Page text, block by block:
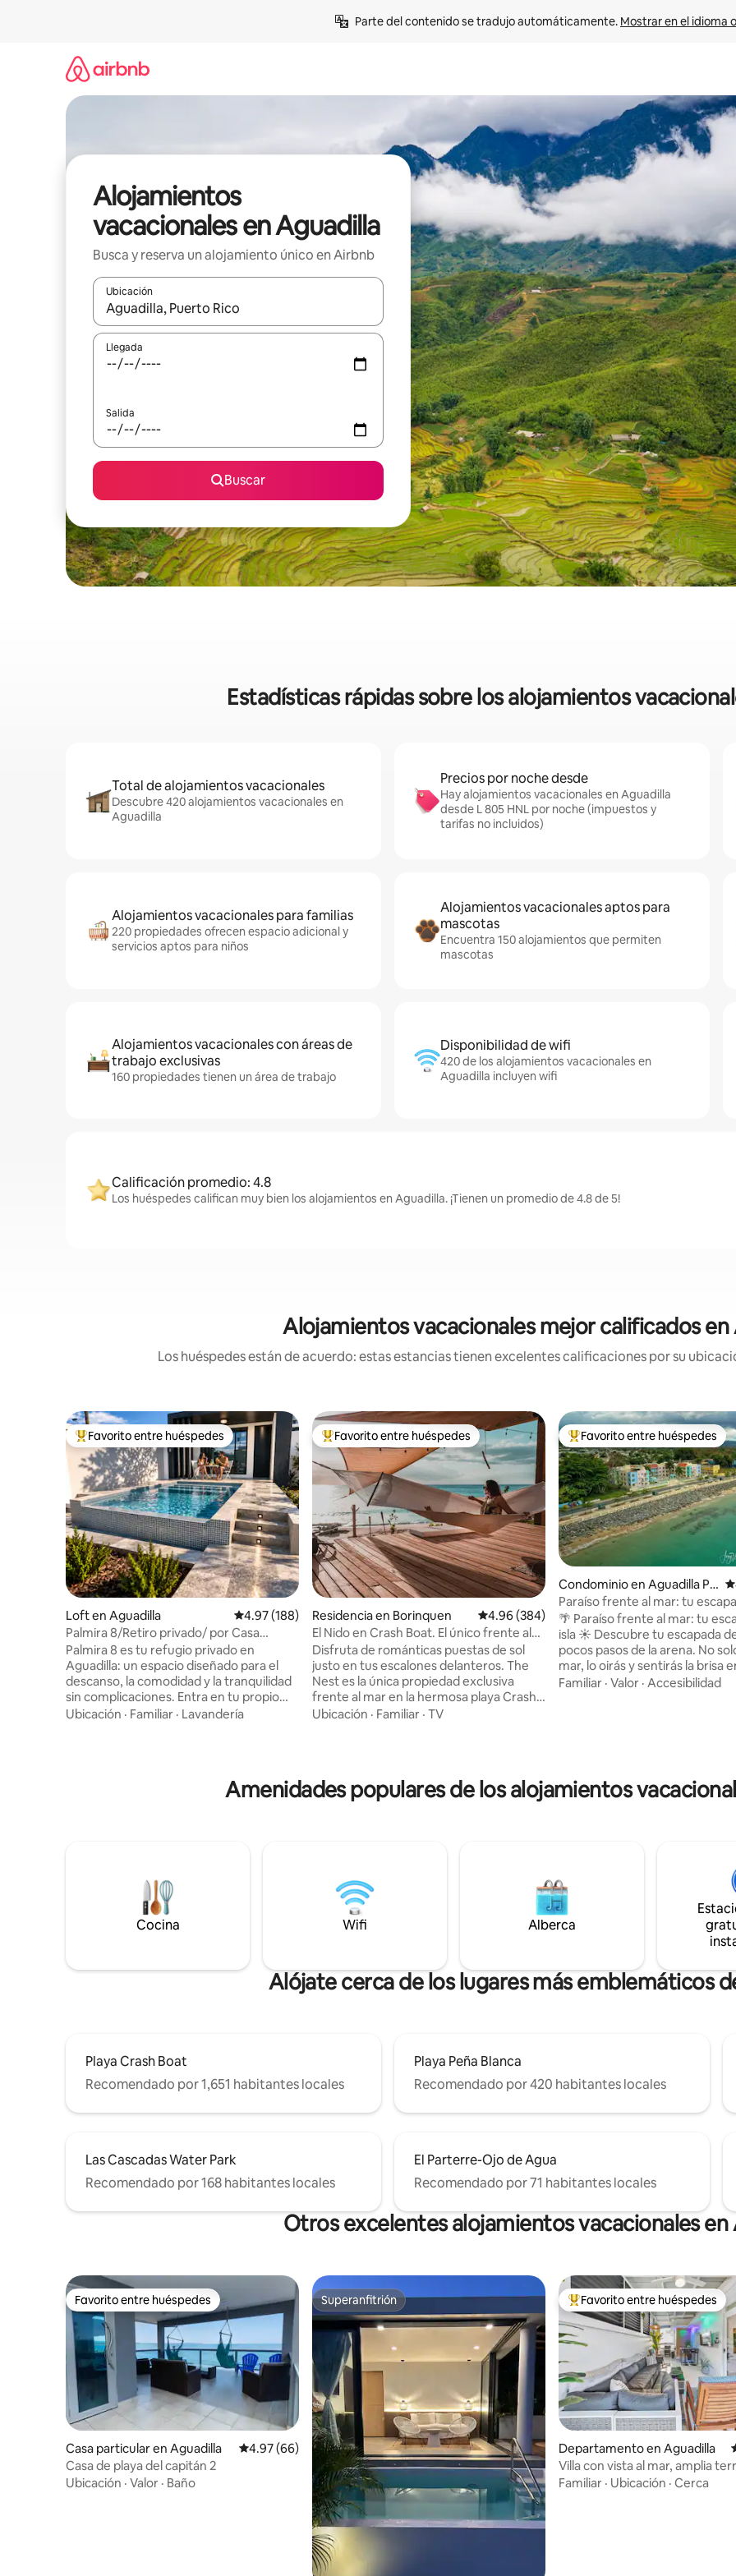
Parte del contenido se tradujo automáticamente. Mostrar en el idioma
Alojamientos
vacacionales en Aguadilla
Busca y reserva un alojamiento único en Airbnb
Ubicación
Cuando los resultados estén disponibles, podrás navegar usando las teclas de las flechas hacia arriba y hacia abajo, o
Llegada
Salida
Buscar
Estadísticas rápidas sobre los alojamientos
Total de alojamientos vacacionales
Descubre 420 alojamientos vacacionales en
Aguadilla
Precios por noche desde
Hay alojamientos vacacionales en Aguadilla
desde L 805 HNL por noche (impuestos y
tarifas no incluidos)
Alojamientos vacacionales para familias
220 propiedades ofrecen espacio adicional y
servicios aptos para niños
Alojamientos vacacionales aptos para
mascotas
Encuentra 150 alojamientos que permiten
mascotas
Alojamientos vacacionales con áreas de
trabajo exclusivas
160 propiedades tienen un área de trabajo
Disponibilidad de wifi
420 de los alojamientos vacacionales en
Aguadilla incluyen wifi
Calificación promedio: 4.8
Los huéspedes califican muy bien los alojamientos en Aguadilla. ¡Tienen un promedio de 4.8 de 5!
Alojamientos vacacionales mejor calificados en
Los huéspedes están de acuerdo: estas estancias tienen excelentes calificaciones por su
De los mejores en Favorito entre huéspedes
Favorito entre huéspedes
Loft en Aguadilla Calificación promedio: 4.97 de 5; 188 evaluaciones
4.97 (188)
Palmira 8/Retiro privado/ por Casa
Santiago
Palmira 8 es tu refugio privado en
Aguadilla: un espacio diseñado para el
descanso, la comodidad y la tranquilidad
sin complicaciones. Entra en tu propio
oasis con piscina privada, rodeado de un
tamaño king, una decoración moderna y
para una comodidad ininterrumpida.
Ubicación · Familiar · Lavandería
De los mejores en Favorito entre huéspedes
Favorito entre huéspedes
Residencia en Borinquen Calificación promedio: 4.96 de 5; 384
4.96 (384)
El Nido en Crash Boat. El único frente al
mar en la playa.
Disfruta de románticas puestas de sol
justo en tus escalones delanteros. The
Nest es la única propiedad exclusiva
frente al mar en la hermosa playa Crash
Boat. Relájate en tu propia terraza frente
acondicionado y vistas al mar. Nuestra
hermosa ducha de jardín al aire libre y el
Ubicación · Familiar · TV
De los mejores en Favorito
Favorito entre huéspedes
Condominio en Aguadilla Pu
eblo
Paraíso frente al mar: tu
🌴 Paraíso frente al mar: tu
isla ☀️ Descubre tu escapada
pocos pasos de la arena. No
mar, lo oirás y sentirás la brisa
balcón privado. Es el escenario
peludos también. Tus
Familiar · Valor · Accesibilidad
Amenidades populares de los alojamientos
Cocina Wifi Alberca
Alójate cerca de los lugares más emblemáticos
Playa Crash Boat
Recomendado por 1,651 habitantes locales
Playa Peña Blanca
Recomendado por 420 habitantes locales
Las Cascadas Water Park
Recomendado por 168 habitantes locales
El Parterre-Ojo de Agua
Recomendado por 71 habitantes locales
Otros excelentes alojamientos vacacionales en
Favorito entre huéspedes
Favorito entre huéspedes
Casa particular en Aguadilla Calificación promedio: 4.97 de 5; 66 evaluaciones
4.97 (66)
Casa de playa del capitán 2
Ubicación · Valor · Baño
Superanfitrión
Superanfitrión De los mejores en Favorito
Favorito entre huéspedes
Departamento en Aguadilla
Villa con vista al mar, amplia
Aguadilla
Familiar · Ubicación · Cerca